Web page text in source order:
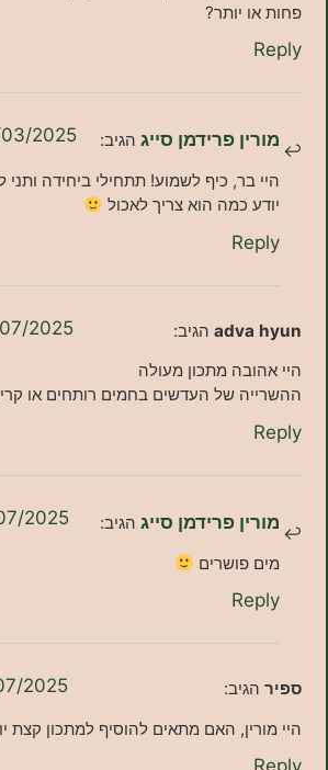
יותר?
פרידמן סייג הגיב: 06/03/2025 בשעה 19:50
כיף לשמוע! תתחילי ביחידה ותני לו להוביל.
כמה הוא צריך לאכול
הגיב: 14/07/2025 בשעה 19:36
מתכון מעולה
של העדשים בחמים רותחים או קרים?
פרידמן סייג הגיב: 14/07/2025 בשעה 21:01
פושרים
17/07/2025 בשעה 11:02
האם מתאים להוסיף למתכון קצת יוגורט יווני?